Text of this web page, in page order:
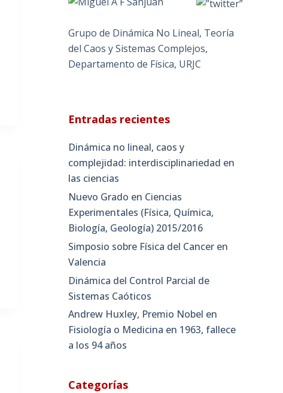
Grupo de Dinámica No Lineal, Teoría
del Caos y Sistemas Complejos,
Departamento de Física, URJC
Entradas recientes
Dinámica no lineal, caos y
complejidad: interdisciplinariedad en
las ciencias
Nuevo Grado en Ciencias
Experimentales (Física, Química,
Biología, Geología) 2015/2016
Simposio sobre Física del Cancer en
Valencia
Dinámica del Control Parcial de
Sistemas Caóticos
Andrew Huxley, Premio Nobel en
Fisiología o Medicina en 1963, fallece
a los 94 años
Categorías